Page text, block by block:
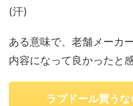
(汗)
ある意味で、老舗メーカ
内容になって良かったと
ラブドール買う